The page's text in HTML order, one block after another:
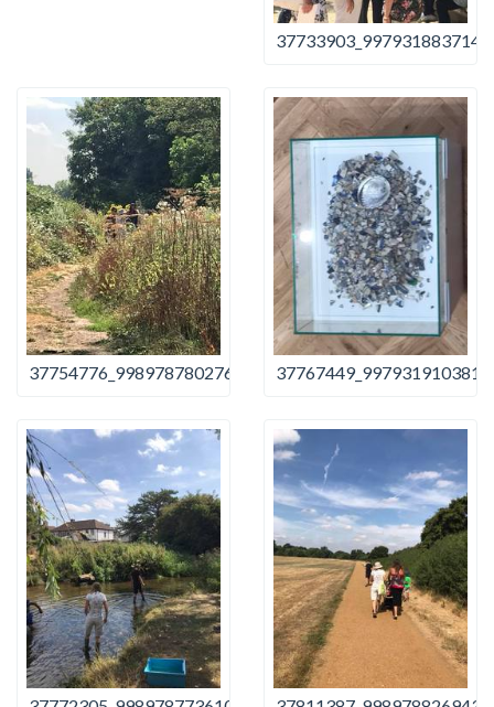
37754776_998978780276863_6224051161213698048_n